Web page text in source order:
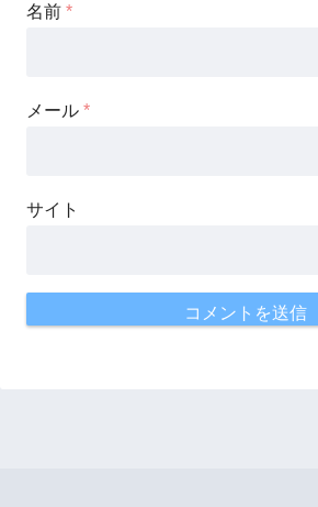
名前 *
メール *
サイト